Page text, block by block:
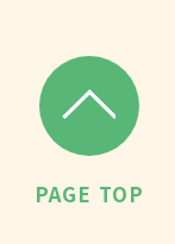
PAGE TOP